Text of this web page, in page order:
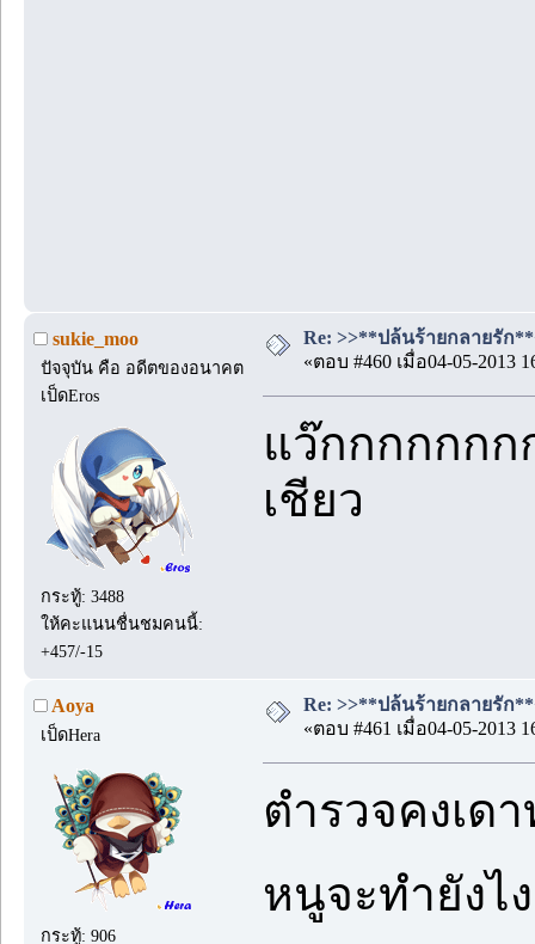
sukie_moo
ปัจจุบัน คือ อดีตของอนาคต
เป็ดEros
กระทู้: 3488
ให้คะแนนชื่นชมคนนี้:
+457/-15
Re: >>**ปล้นร้ายกลายรัก
«ตอบ #460 เมื่อ04-05-2013
แว๊กกกกกกก
เชียว
Aoya
เป็ดHera
กระทู้: 906
Re: >>**ปล้นร้ายกลายรัก
«ตอบ #461 เมื่อ04-05-2013
ตำรวจคงเด
หนูจะทำยัง